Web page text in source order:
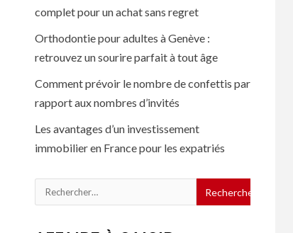
complet pour un achat sans regret
Orthodontie pour adultes à Genève :
retrouvez un sourire parfait à tout âge
Comment prévoir le nombre de confettis par
rapport aux nombres d’invités
Les avantages d’un investissement
immobilier en France pour les expatriés
Rechercher :